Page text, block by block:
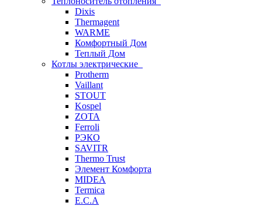
Dixis
Thermagent
WARME
Комфортный Дом
Теплый Дом
Котлы электрические
Protherm
Vaillant
STOUT
Kospel
ZOTA
Ferroli
РЭКО
SAVITR
Thermo Trust
Элемент Комфорта
MIDEA
Termica
E.C.A